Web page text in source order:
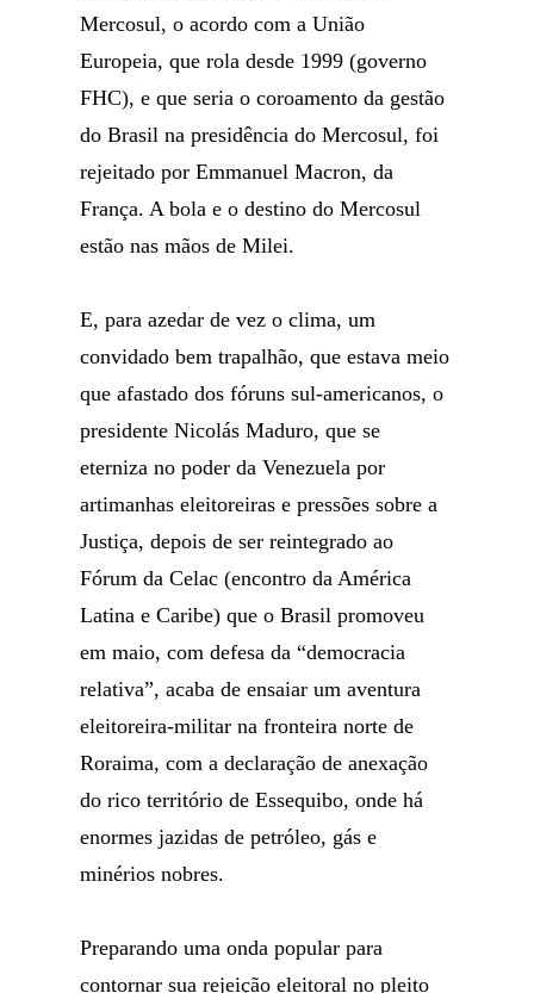
Mercosul, o acordo com a União
Europeia, que rola desde 1999 (governo
FHC), e que seria o coroamento da gestão
do Brasil na presidência do Mercosul, foi
rejeitado por Emmanuel Macron, da
França. A bola e o destino do Mercosul
estão nas mãos de Milei.
E, para azedar de vez o clima, um
convidado bem trapalhão, que estava meio
que afastado dos fóruns sul-americanos, o
presidente Nicolás Maduro, que se
eterniza no poder da Venezuela por
artimanhas eleitoreiras e pressões sobre a
Justiça, depois de ser reintegrado ao
Fórum da Celac (encontro da América
Latina e Caribe) que o Brasil promoveu
em maio, com defesa da “democracia
relativa”, acaba de ensaiar um aventura
eleitoreira-militar na fronteira norte de
Roraima, com a declaração de anexação
do rico território de Essequibo, onde há
enormes jazidas de petróleo, gás e
minérios nobres.
Preparando uma onda popular para
contornar sua rejeição eleitoral no pleito